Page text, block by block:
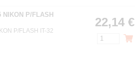
NIKON P/FLASH
P/FLASH IT-32
22,14 €